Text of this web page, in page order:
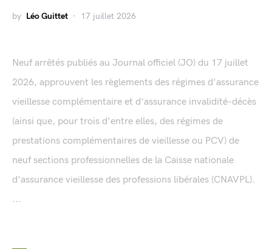
by Léo Guittet 17 juillet 2026
Neuf arrêtés publiés au Journal officiel (JO) du 17 juillet
2026, approuvent les règlements des régimes d'assurance
vieillesse complémentaire et d'assurance invalidité-décès
(ainsi que, pour trois d'entre elles, des régimes de
prestations complémentaires de vieillesse ou PCV) de
neuf sections professionnelles de la Caisse nationale
d'assurance vieillesse des professions libérales (CNAVPL).
...